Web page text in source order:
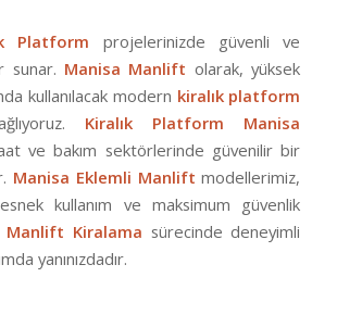
Platform projelerinizde güvenli ve
sunar. Manisa Manlift olarak, yüksek
kullanılacak modern kiralık platform
Kiralık Platform Manisa
ve bakım sektörlerinde güvenilir bir
Manisa Eklemli Manlift modellerimiz,
kullanım ve maksimum güvenlik
Manlift Kiralama sürecinde deneyimli
yanınızdadır.